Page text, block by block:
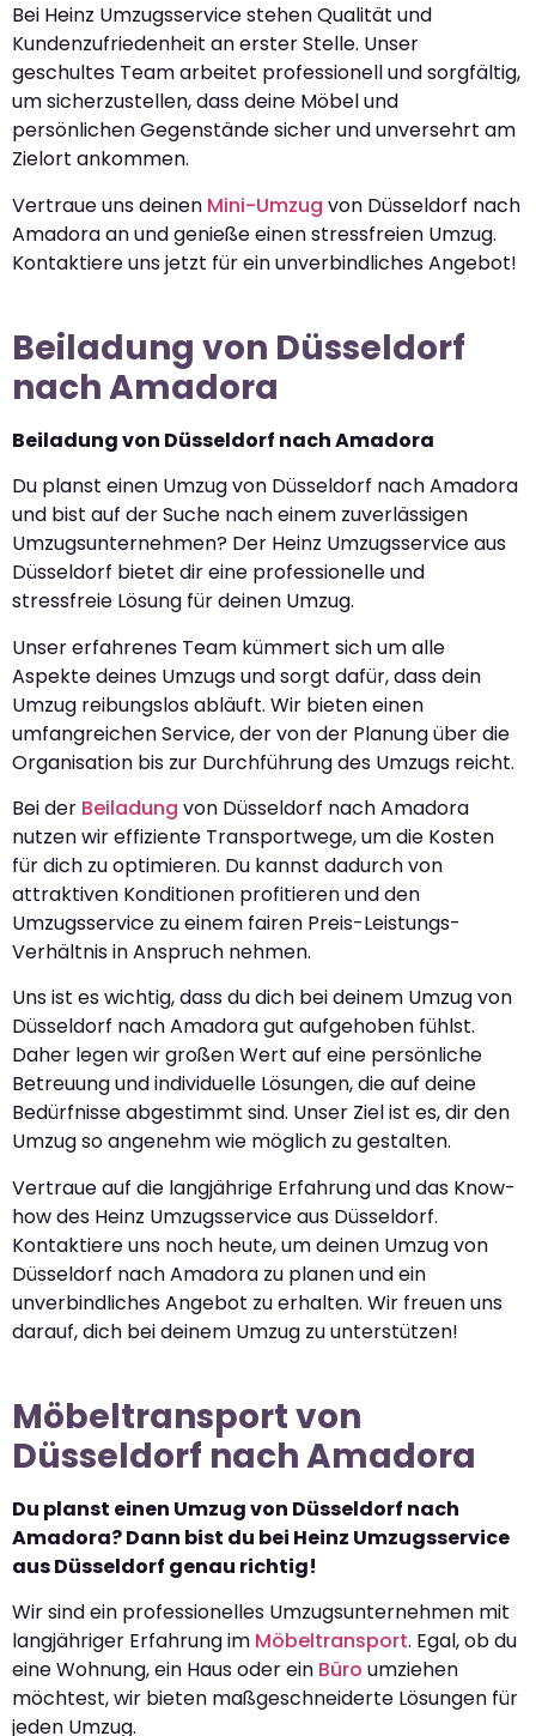
Bei Heinz Umzugsservice stehen Qualität und
Kundenzufriedenheit an erster Stelle. Unser
geschultes Team arbeitet professionell und sorgfältig,
um sicherzustellen, dass deine Möbel und
persönlichen Gegenstände sicher und unversehrt am
Zielort ankommen.
Vertraue uns deinen Mini-Umzug von Düsseldorf nach
Amadora an und genieße einen stressfreien Umzug.
Kontaktiere uns jetzt für ein unverbindliches Angebot!
Beiladung von Düsseldorf
nach Amadora
Beiladung von Düsseldorf nach Amadora
Du planst einen Umzug von Düsseldorf nach Amadora
und bist auf der Suche nach einem zuverlässigen
Umzugsunternehmen? Der Heinz Umzugsservice aus
Düsseldorf bietet dir eine professionelle und
stressfreie Lösung für deinen Umzug.
Unser erfahrenes Team kümmert sich um alle
Aspekte deines Umzugs und sorgt dafür, dass dein
Umzug reibungslos abläuft. Wir bieten einen
umfangreichen Service, der von der Planung über die
Organisation bis zur Durchführung des Umzugs reicht.
Bei der Beiladung von Düsseldorf nach Amadora
nutzen wir effiziente Transportwege, um die Kosten
für dich zu optimieren. Du kannst dadurch von
attraktiven Konditionen profitieren und den
Umzugsservice zu einem fairen Preis-Leistungs-
Verhältnis in Anspruch nehmen.
Uns ist es wichtig, dass du dich bei deinem Umzug von
Düsseldorf nach Amadora gut aufgehoben fühlst.
Daher legen wir großen Wert auf eine persönliche
Betreuung und individuelle Lösungen, die auf deine
Bedürfnisse abgestimmt sind. Unser Ziel ist es, dir den
Umzug so angenehm wie möglich zu gestalten.
Vertraue auf die langjährige Erfahrung und das Know-
how des Heinz Umzugsservice aus Düsseldorf.
Kontaktiere uns noch heute, um deinen Umzug von
Düsseldorf nach Amadora zu planen und ein
unverbindliches Angebot zu erhalten. Wir freuen uns
darauf, dich bei deinem Umzug zu unterstützen!
Möbeltransport von
Düsseldorf nach Amadora
Du planst einen Umzug von Düsseldorf nach
Amadora? Dann bist du bei Heinz Umzugsservice
aus Düsseldorf genau richtig!
Wir sind ein professionelles Umzugsunternehmen mit
langjähriger Erfahrung im Möbeltransport. Egal, ob du
eine Wohnung, ein Haus oder ein Büro umziehen
möchtest, wir bieten maßgeschneiderte Lösungen für
jeden Umzug.